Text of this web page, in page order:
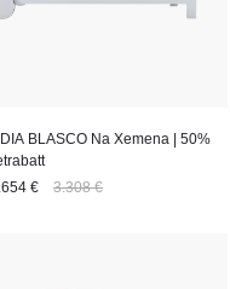
BLASCO Na Xemena | 50%
€ 3.308 €